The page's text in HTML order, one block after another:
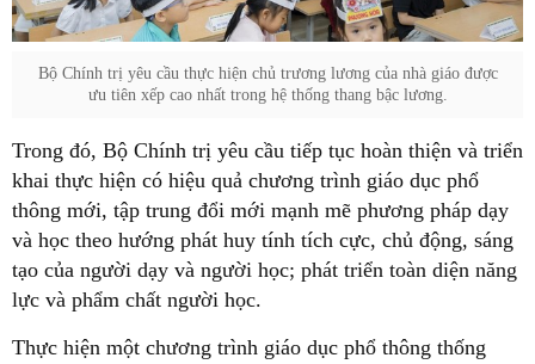
Bộ Chính trị yêu cầu thực hiện chủ trương lương của nhà giáo được
ưu tiên xếp cao nhất trong hệ thống thang bậc lương.
Trong đó, Bộ Chính trị yêu cầu tiếp tục hoàn thiện và triển
khai thực hiện có hiệu quả chương trình giáo dục phổ
thông mới, tập trung đổi mới mạnh mẽ phương pháp dạy
và học theo hướng phát huy tính tích cực, chủ động, sáng
tạo của người dạy và người học; phát triển toàn diện năng
lực và phẩm chất người học.
Thực hiện một chương trình giáo dục phổ thông thống